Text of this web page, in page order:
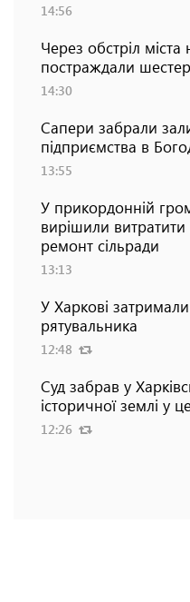
14:56
Через обстріл міста
постраждали
14:30
Сапери забрали
підприємства в
13:55
У прикордонній
вирішили
ремонт сільради
13:13
У Харкові
рятувальника
12:48
Суд забрав у
історичної землі у
12:26